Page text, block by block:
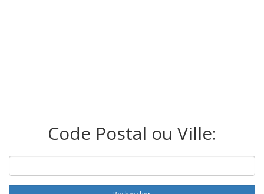
Code Postal ou Ville: